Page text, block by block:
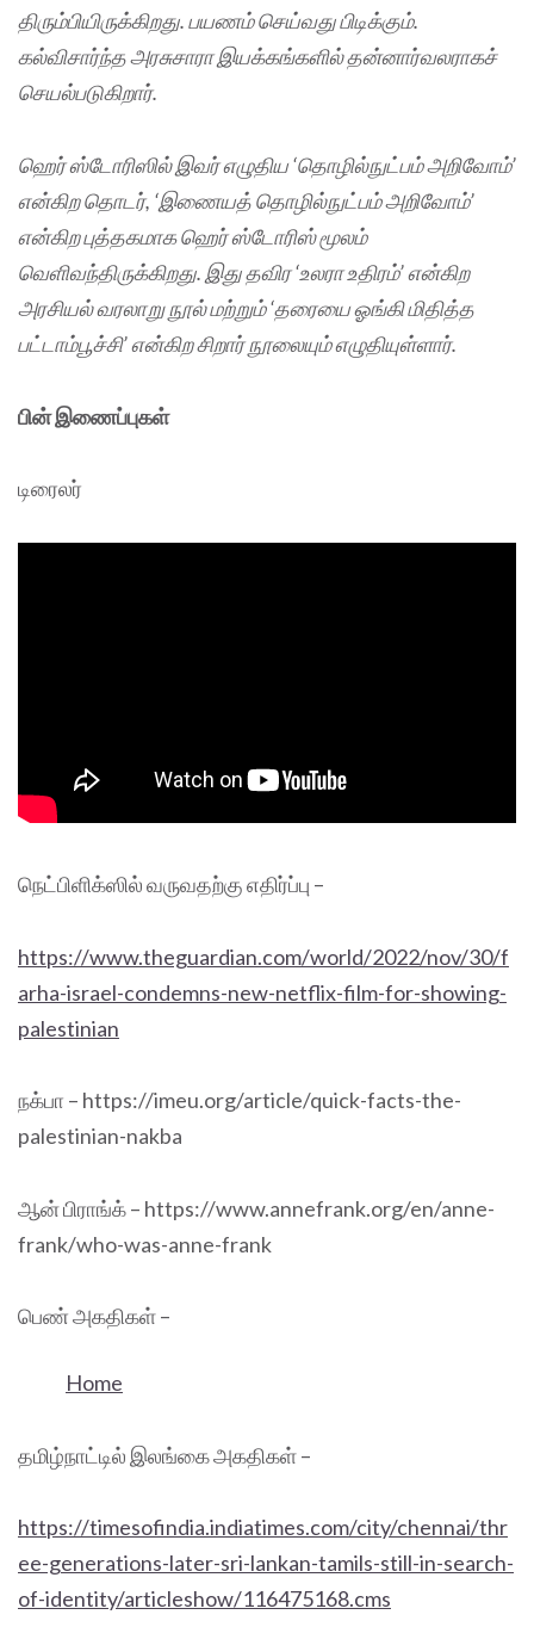
திரும்பியிருக்கிறது. பயணம் செய்வது பிடிக்கும்.
கல்விசார்ந்த அரசுசாரா இயக்கங்களில் தன்னார்வலராகச்
செயல்படுகிறார்.
ஹெர் ஸ்டோரிஸில் இவர் எழுதிய ‘தொழில்நுட்பம் அறிவோம்’
என்கிற தொடர், ‘இணையத் தொழில்நுட்பம் அறிவோம்’
என்கிற புத்தகமாக ஹெர் ஸ்டோரிஸ் மூலம்
வெளிவந்திருக்கிறது. இது தவிர ‘உலரா உதிரம்’ என்கிற
அரசியல் வரலாறு நூல் மற்றும் ‘தரையை ஓங்கி மிதித்த
பட்டாம்பூச்சி’ என்கிற சிறார் நூலையும் எழுதியுள்ளார்.
பின் இணைப்புகள்
டிரைலர்
நெட்பிளிக்ஸில் வருவதற்கு எதிர்ப்பு –
https://www.theguardian.com/world/2022/nov/30/f
arha-israel-condemns-new-netflix-film-for-showing-
palestinian
நக்பா – https://imeu.org/article/quick-facts-the-
palestinian-nakba
ஆன் பிராங்க் – https://www.annefrank.org/en/anne-
frank/who-was-anne-frank
பெண் அகதிகள் –
Home
தமிழ்நாட்டில் இலங்கை அகதிகள் –
https://timesofindia.indiatimes.com/city/chennai/thr
ee-generations-later-sri-lankan-tamils-still-in-search-
of-identity/articleshow/116475168.cms